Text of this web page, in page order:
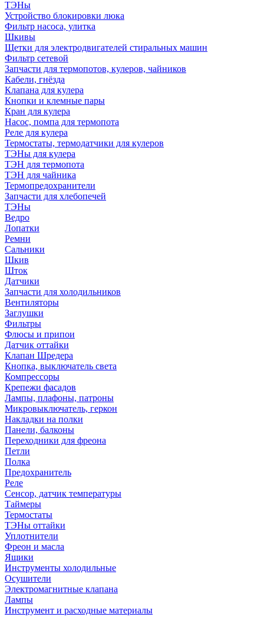
ТЭНы
Устройство блокировки люка
Фильтр насоса, улитка
Шкивы
Щетки для электродвигателей стиральных машин
Фильтр сетевой
Запчасти для термопотов, кулеров, чайников
Кабели, гнёзда
Клапана для кулера
Кнопки и клемные пары
Кран для кулера
Насос, помпа для термопота
Реле для кулера
Термостаты, термодатчики для кулеров
ТЭНы для кулера
ТЭН для термопота
ТЭН для чайника
Термопредохранители
Запчасти для хлебопечей
ТЭНы
Ведро
Лопатки
Ремни
Сальники
Шкив
Шток
Датчики
Запчасти для холодильников
Вентиляторы
Заглушки
Фильтры
Флюсы и припои
Датчик оттайки
Клапан Шредера
Кнопка, выключатель света
Компрессоры
Крепежи фасадов
Лампы, плафоны, патроны
Микровыключатель, геркон
Накладки на полки
Панели, балконы
Переходники для фреона
Петли
Полка
Предохранитель
Реле
Сенсор, датчик температуры
Таймеры
Термостаты
ТЭНы оттайки
Уплотнители
Фреон и масла
Ящики
Инструменты холодильные
Осушители
Электромагнитные клапана
Лампы
Инструмент и расходные материалы